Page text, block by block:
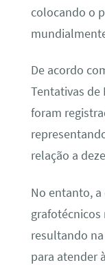
colocando o
De acordo
Tentativas de
foram
relação a
No entanto,
resultando
para atender